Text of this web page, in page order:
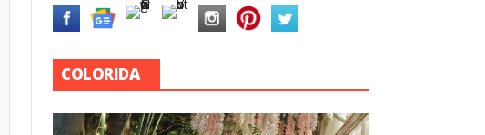
COLORIDA